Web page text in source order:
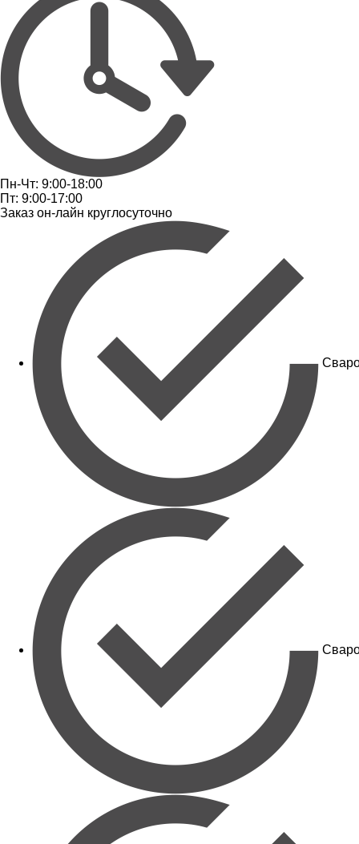
Пн-Чт: 9:00-18:00
Пт: 9:00-17:00
Заказ он-лайн круглосуточно